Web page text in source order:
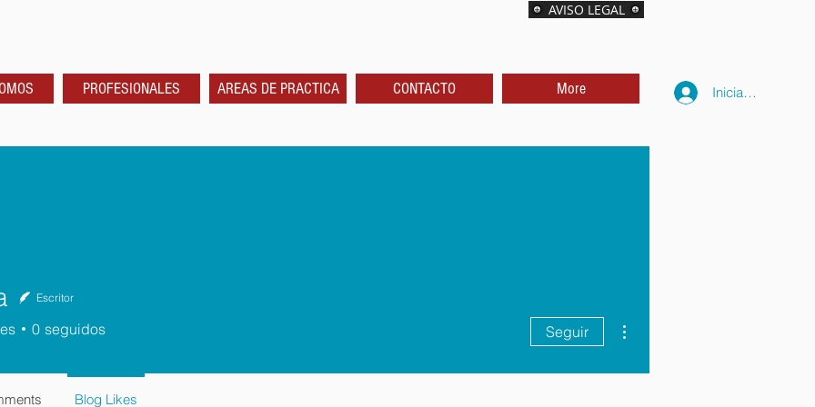
AVISO LEGAL
PROFESIONALES AREAS DE PRACTICA CONTACTO More Iniciar sesión
Escritor
0 seguidos Seguir
Blog Likes